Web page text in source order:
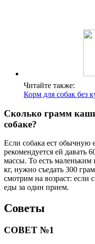
Читайте также:
Корм для собак без
Сколько грамм
собаке?
Если собака ест обычную
рекомендуется ей давать
массы. То есть маленьким
кг, нужно съедать 300
смотрим на возраст: если
еды за один прием.
Советы
СОВЕТ №1